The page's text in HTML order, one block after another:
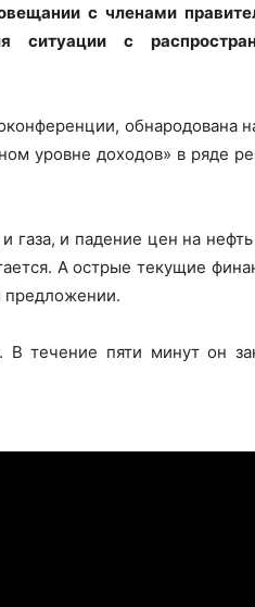
с членами
ситуации с
обнародована
уровне доходов» в ряде
газа, и падение цен на
А острые текущие
предложении.
В течение пяти минут он